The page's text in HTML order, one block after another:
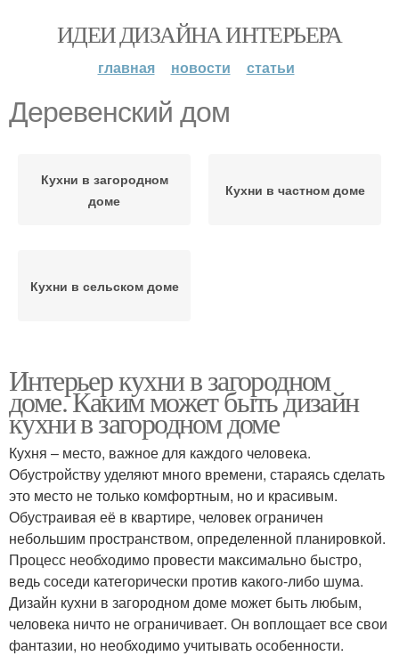
ИДЕИ ДИЗАЙНА ИНТЕРЬЕРА
главная новости статьи
Деревенский дом
Кухни в загородном
доме
Кухни в частном доме
Кухни в сельском доме
Интерьер кухни в загородном
доме. Каким может быть дизайн
кухни в загородном доме
Кухня – место, важное для каждого человека.
Обустройству уделяют много времени, стараясь сделать
это место не только комфортным, но и красивым.
Обустраивая её в квартире, человек ограничен
небольшим пространством, определенной планировкой.
Процесс необходимо провести максимально быстро,
ведь соседи категорически против какого-либо шума.
Дизайн кухни в загородном доме может быть любым,
человека ничто не ограничивает. Он воплощает все свои
фантазии, но необходимо учитывать особенности.